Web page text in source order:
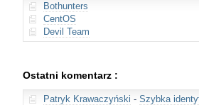
Bothunters
CentOS
Devil Team
Ostatni komentarz :
Patryk Krawaczyński - Szybka